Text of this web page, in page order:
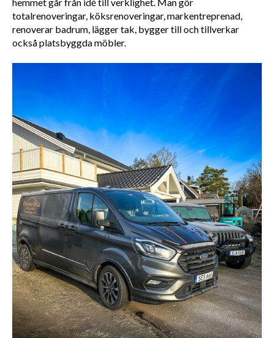
totalrenoveringar, köksrenoveringar, markentreprenad,
renoverar badrum, lägger tak, bygger till och tillverkar
också platsbyggda möbler.